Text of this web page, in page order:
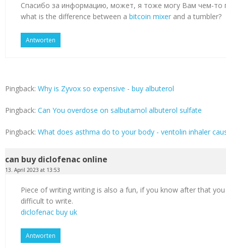
Спасибо за информацию, может, я тоже могу Вам чем-то
what is the difference between a bitcoin mixer and a tumbler?
Antworten
Pingback: Why is Zyvox so expensive - buy albuterol
Pingback: Can You overdose on salbutamol albuterol sulfate
Pingback: What does asthma do to your body - ventolin inhaler
can buy diclofenac online
13. April 2023 at 13:53
Piece of writing writing is also a fun, if you know after that
difficult to write.
diclofenac buy uk
Antworten